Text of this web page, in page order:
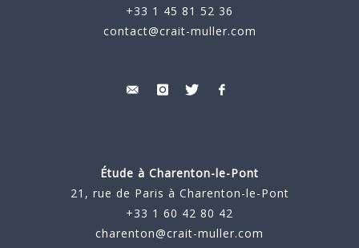
+33 1 45 81 52 36
contact@crait-muller.com
Étude à Charenton-le-Pont
21, rue de Paris à Charenton-le-Pont
+33 1 60 42 80 42
charenton@crait-muller.com